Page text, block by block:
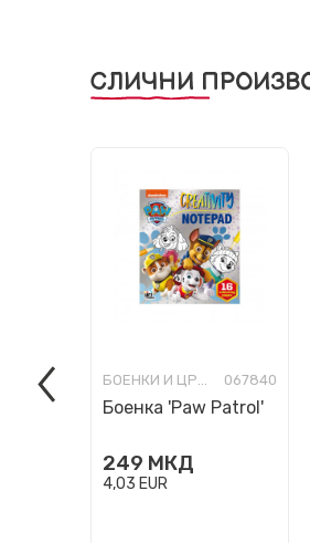
СЛИЧНИ
БОЕНКИ И ЦРТАНКИ 067840
Боенка 'Paw Patrol'
249 МКД
4,03 EUR